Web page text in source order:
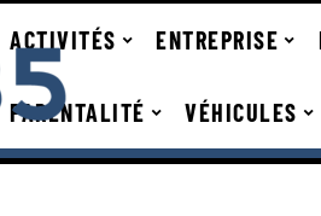
ACTIVITÉS ENTREPRISE
PARENTALITÉ VÉHICULES